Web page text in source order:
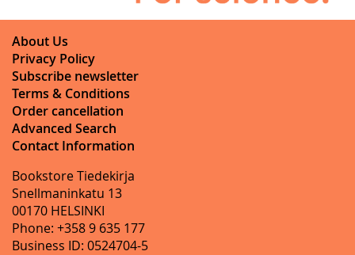
About Us
Privacy Policy
Subscribe newsletter
Terms & Conditions
Order cancellation
Advanced Search
Contact Information
Bookstore Tiedekirja
Snellmaninkatu 13
00170 HELSINKI
Phone: +358 9 635 177
Business ID: 0524704-5